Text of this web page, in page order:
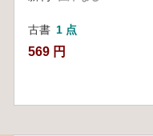
古書 1 点
569 円